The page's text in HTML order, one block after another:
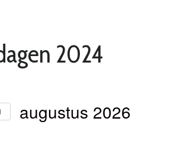
2024
augustus 2026